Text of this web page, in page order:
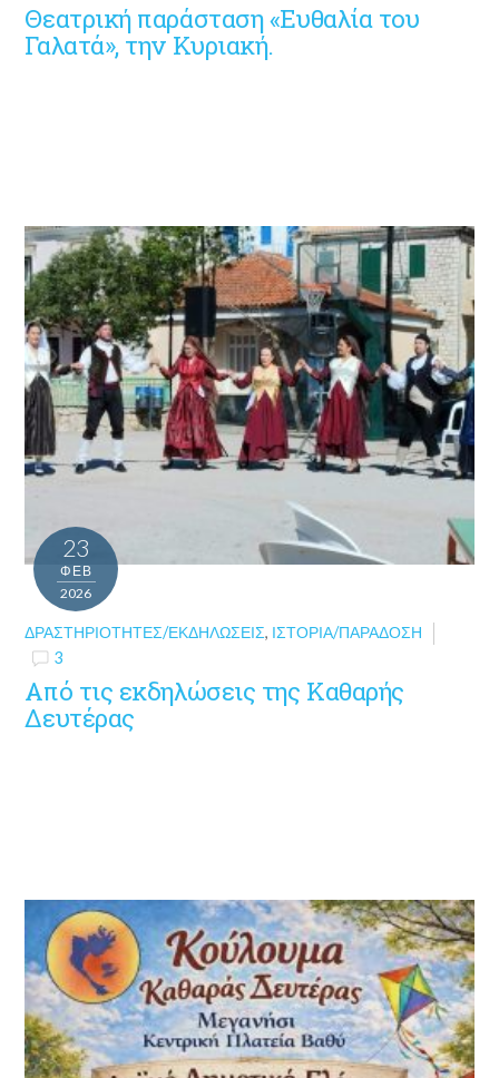
Θεατρική παράσταση «Ευθαλία του
Γαλατά», την Κυριακή.
23
ΦΕΒ
2026
ΔΡΑΣΤΗΡΙΌΤΗΤΕΣ/ΕΚΔΗΛΏΣΕΙΣ, ΙΣΤΟΡΊΑ/ΠΑΡΆΔΟΣΗ
3
Από τις εκδηλώσεις της Καθαρής
Δευτέρας